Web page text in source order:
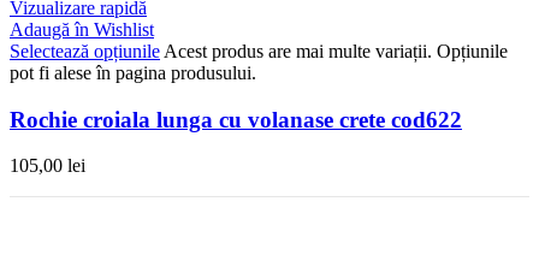
Vizualizare rapidă
Adaugă în Wishlist
Selectează opțiunile Acest produs are mai multe variații. Opțiunile
pot fi alese în pagina produsului.
Rochie croiala lunga cu volanase crete cod622
105,00 lei